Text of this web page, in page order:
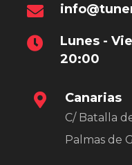
Lunes -
20:00
Canarias
C/ Batalla
Palmas de